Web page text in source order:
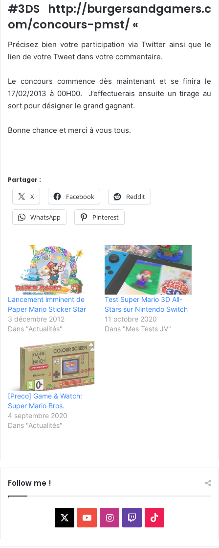
#3DS http://burgersandgamers.c
om/concours-pmst/ «
Précisez bien votre participation via Twitter ainsi que le
lien de votre Tweet dans votre commentaire.
Le concours commence dès maintenant et se finira le
17/02/2013 à 00H00. J’effectuerais ensuite un tirage au
sort pour désigner le grand gagnant.
Bonne chance et merci à vous tous.
Partager :
X Facebook Reddit
WhatsApp Pinterest
Lancement imminent de
Paper Mario Sticker Star
3 décembre 2012
Dans "Actualités"
Test Super Mario 3D All-
Stars sur Nintendo Switch
11 octobre 2020
Dans "Mes Tests JV"
[Preco] Game & Watch:
Super Mario Bros.
4 septembre 2020
Dans "Actualités"
Follow me !
YouTubeInstagram
Twitch